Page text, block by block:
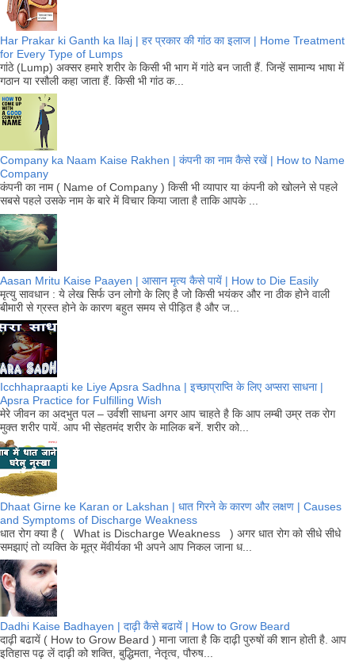
Har Prakar ki Ganth ka Ilaj | हर प्रकार की गांठ का इलाज | Home Treatment
for Every Type of Lumps
गांठे (Lump) अक्सर हमारे शरीर के किसी भी भाग में गांठे बन जाती हैं. जिन्हें सामान्य भाषा में
गठान या रसौली कहा जाता हैं. किसी भी गांठ क...
Company ka Naam Kaise Rakhen | कंपनी का नाम कैसे रखें | How to Name
Company
कंपनी का नाम ( Name of Company ) किसी भी व्यापार या कंपनी को खोलने से पहले
सबसे पहले उसके नाम के बारे में विचार किया जाता है ताकि आपके ...
Aasan Mritu Kaise Paayen | आसान मृत्य कैसे पायें | How to Die Easily
मृत्यु सावधान : ये लेख सिर्फ उन लोगो के लिए है जो किसी भयंकर और ना ठीक होने वाली
बीमारी से ग्रस्त होने के कारण बहुत समय से पीड़ित है और ज...
Icchhapraapti ke Liye Apsra Sadhna | इच्छाप्राप्ति के लिए अप्सरा साधना |
Apsra Practice for Fulfilling Wish
मेरे जीवन का अदभुत पल – उर्वशी साधना अगर आप चाहते है कि आप लम्बी उम्र तक रोग
मुक्त शरीर पायें. आप भी सेहतमंद शरीर के मालिक बनें. शरीर को...
Dhaat Girne ke Karan or Lakshan | धात गिरने के कारण और लक्षण | Causes
and Symptoms of Discharge Weakness
धात रोग क्या है ( What is Discharge Weakness ) अगर धात रोग को सीधे सीधे
समझाएं तो व्यक्ति के मूत्र मेंवीर्यका भी अपने आप निकल जाना ध...
Dadhi Kaise Badhayen | दाढ़ी कैसे बढायें | How to Grow Beard
दाढ़ी बढायें ( How to Grow Beard ) माना जाता है कि दाढ़ी पुरुषों की शान होती है. आप
इतिहास पढ़ लें दाढ़ी को शक्ति, बुद्धिमता, नेतृत्व, पौरुष...